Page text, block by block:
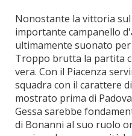
Nonostante la vittoria
importante campanello
ultimamente suonato
Troppo brutta la partita
vera. Con il Piacenza
squadra con il carattere
mostrato prima di
Gessa sarebbe
di Bonanni al suo ruolo